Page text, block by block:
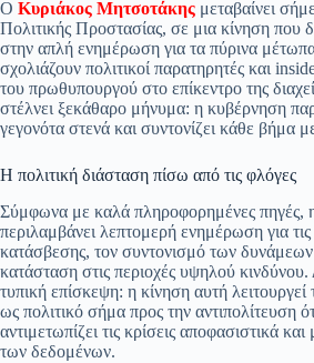
pp
m
Ο Κυριάκος Μητσοτάκης μεταβαίνει
Πολιτικής Προστασίας, σε μια κίνηση που
στην απλή ενημέρωση για τα πύρινα
σχολιάζουν πολιτικοί παρατηρητές και
του πρωθυπουργού στο επίκεντρο της
στέλνει ξεκάθαρο μήνυμα: η κυβέρνηση
γεγονότα στενά και συντονίζει κάθε βήμα
Η πολιτική διάσταση πίσω από τις φλόγες
Σύμφωνα με καλά πληροφορημένες πηγές,
περιλαμβάνει λεπτομερή ενημέρωση για τις
κατάσβεσης, τον συντονισμό των δυνάμεων
κατάσταση στις περιοχές υψηλού κινδύνου.
τυπική επίσκεψη: η κίνηση αυτή λειτουργεί
ως πολιτικό σήμα προς την αντιπολίτευση
αντιμετωπίζει τις κρίσεις αποφασιστικά
των δεδομένων.